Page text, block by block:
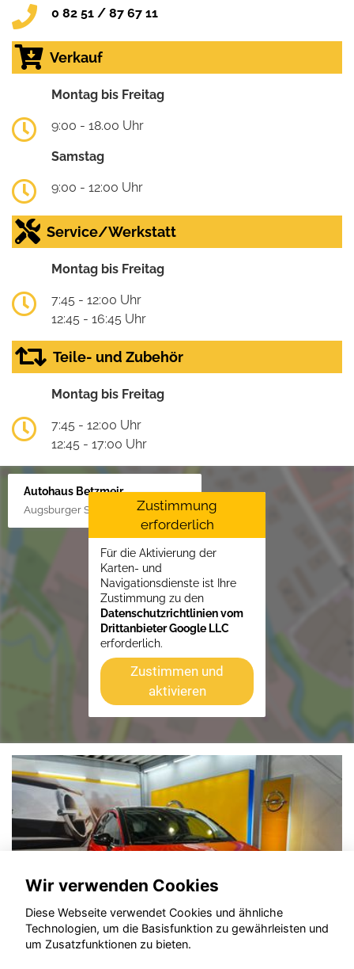
0 82 51 / 87 67 11
Verkauf
Montag bis Freitag
9:00 - 18.00 Uhr
Samstag
9:00 - 12:00 Uhr
Service/Werkstatt
Montag bis Freitag
7:45 - 12:00 Uhr
12:45 - 16:45 Uhr
Teile- und Zubehör
Montag bis Freitag
7:45 - 12:00 Uhr
12:45 - 17:00 Uhr
Autohaus Betzmeir
Augsburger Str. 33, 86551 Aichach
Zustimmung
erforderlich
Für die Aktivierung der
Karten- und
Navigationsdienste ist Ihre
Zustimmung zu den
Datenschutzrichtlinien vom
Drittanbieter Google LLC
erforderlich.
Zustimmen und
aktivieren
Wir verwenden Cookies
Diese Webseite verwendet Cookies und ähnliche
Technologien, um die Basisfunktion zu gewährleisten und
um Zusatzfunktionen zu bieten.